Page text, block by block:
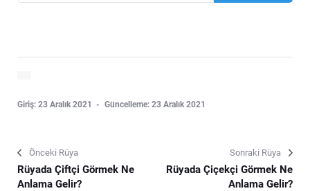
Giriş: 23 Aralık 2021 Güncelleme: 23 Aralık 2021
Önceki Rüya
Rüyada Çiftçi Görmek Ne
Anlama Gelir?
Sonraki Rüya
Rüyada Çiçekçi Görmek Ne
Anlama Gelir?